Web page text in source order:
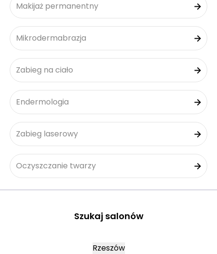
Makijaż permanentny
Mikrodermabrazja
Zabieg na ciało
Endermologia
Zabieg laserowy
Oczyszczanie twarzy
Szukaj salonów
Rzeszów